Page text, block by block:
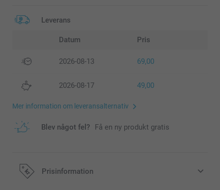
Leverans
Datum Pris
2026-08-13 69,00
2026-08-17 49,00
Mer information om leveransalternativ
Blev något fel? Få en ny produkt gratis
Prisinformation